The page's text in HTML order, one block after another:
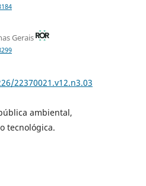
Gerais
22370021.v12.n3.03
ambiental,
tecnológica.